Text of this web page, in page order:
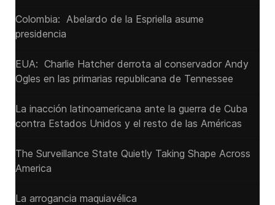
Colombia: Abelardo de la Espriella asume
presidencia
EUA: Charlie Hatcher derrota al conservador Andy
Ogles en las primarias republicana de Tennessee
La inacción latinoamericana ante la guerra de Cuba
contra Estados Unidos y el resto de las Américas
The Surveillance State Quietly Taking Shape Across
America
La arrogancia maquiavélica